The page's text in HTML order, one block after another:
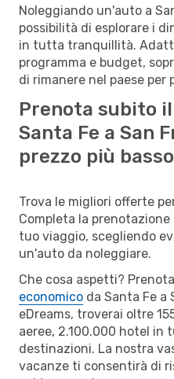
Noleggiando un'auto a
possibilità di esplorare i
in tutta tranquillità.
programma e budget,
di rimanere nel paese per
Prenota subito
Santa Fe a San
prezzo più basso
Trova le migliori offerte
Completa la
tuo viaggio, scegliendo
un'auto da noleggiare.
Che cosa aspetti?
economico da Santa Fe a
eDreams, troverai oltre
aeree, 2.100.000 hotel in
destinazioni. La nostra
vacanze ti consentirà di